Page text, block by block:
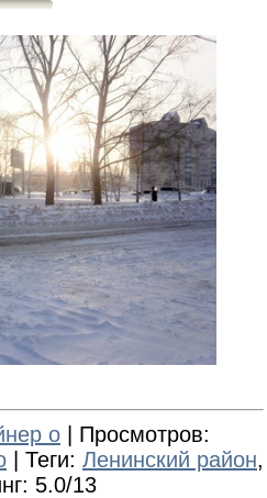
о Просмотров:
Теги: Ленинский район,
: 5.0/13